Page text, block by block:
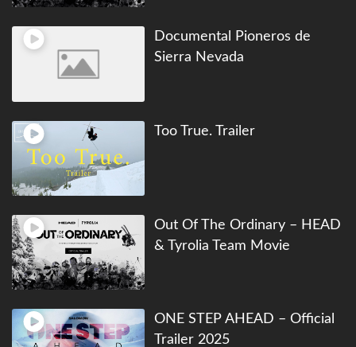
Documental Pioneros de
Sierra Nevada
Too True. Trailer
Out Of The Ordinary – HEAD
& Tyrolia Team Movie
ONE STEP AHEAD – Official
Trailer 2025